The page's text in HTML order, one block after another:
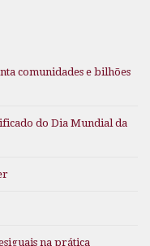
comunidades e bilhões
do Dia Mundial da
na prática